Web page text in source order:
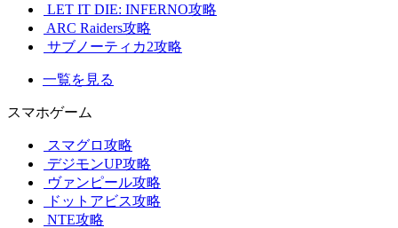
LET IT DIE: INFERNO攻略
ARC Raiders攻略
サブノーティカ2攻略
一覧を見る
スマホゲーム
スマグロ攻略
デジモンUP攻略
ヴァンピール攻略
ドットアビス攻略
NTE攻略